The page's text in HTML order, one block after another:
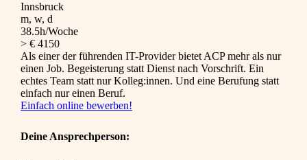
Innsbruck
m, w, d
38.5h/Woche
> € 4150
Als einer der führenden IT-Provider bietet ACP mehr als nur
einen Job. Begeisterung statt Dienst nach Vorschrift. Ein
echtes Team statt nur Kolleg:innen. Und eine Berufung statt
einfach nur einen Beruf.
Einfach online bewerben!
Deine Ansprechperson: